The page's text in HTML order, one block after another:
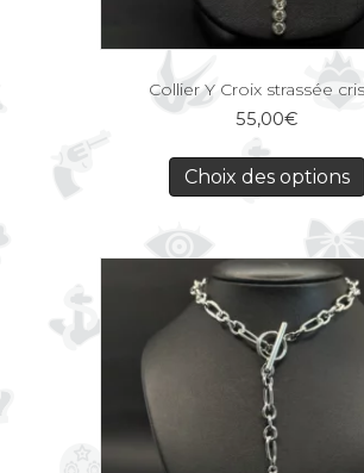
Collier Y Croix strassée
55,00€
Choix des options